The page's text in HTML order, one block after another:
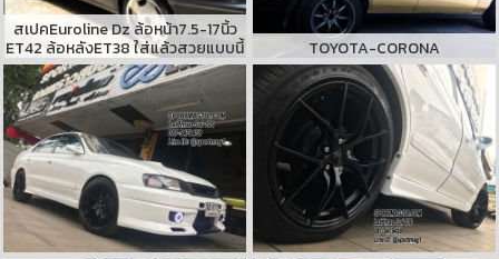
สเปคEuroline Dz ล้อหน้า7.5-17นิ้ว
ET42 ล้อหลังET38 ใส่แล้วสวยแบบนี้
TOYOTA-CORONA